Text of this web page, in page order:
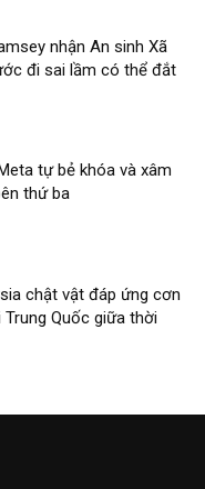
nhận An sinh Xã
đi sai lầm có thể đắt
tự bẻ khóa và xâm
thứ ba
chật vật đáp ứng cơn
Quốc giữa thời